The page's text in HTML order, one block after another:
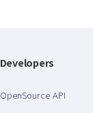
Developers
OpenSource API